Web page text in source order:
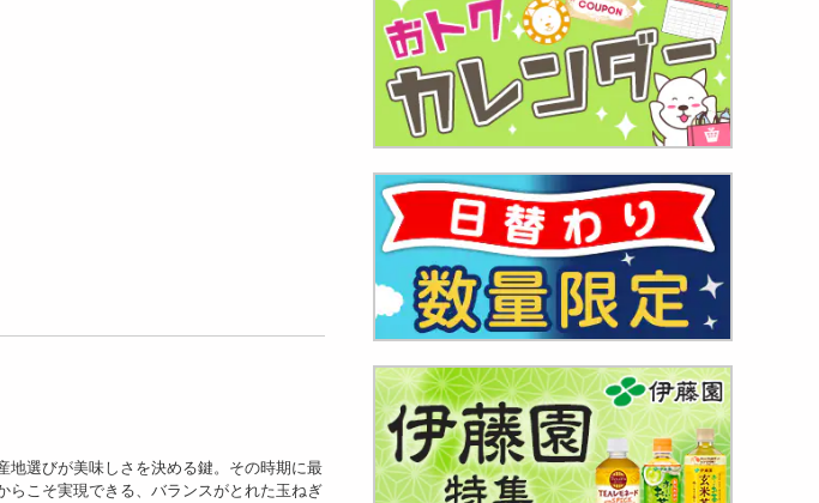
選びが美味しさを決める鍵。その時期に最
らこそ実現できる、バランスがとれた玉ねぎ